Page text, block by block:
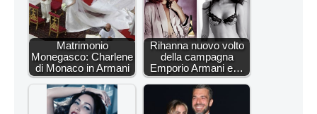
Matrimonio
Monegasco: Charlene
di Monaco in Armani
Rihanna nuovo volto
della campagna
Emporio Armani e…